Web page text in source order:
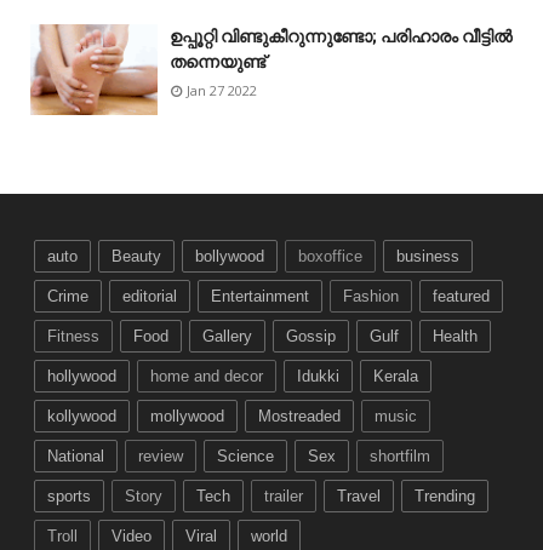
ഉപ്പൂറ്റി വിണ്ടുകീറുന്നുണ്ടോ; പരിഹാരം വീട്ടിൽ
തന്നെയുണ്ട്
Jan 27 2022
auto Beauty bollywood boxoffice business
Crime editorial Entertainment Fashion featured
Fitness Food Gallery Gossip Gulf Health
hollywood home and decor Idukki Kerala
kollywood mollywood Mostreaded music
National review Science Sex shortfilm
sports Story Tech trailer Travel Trending
Troll Video Viral world